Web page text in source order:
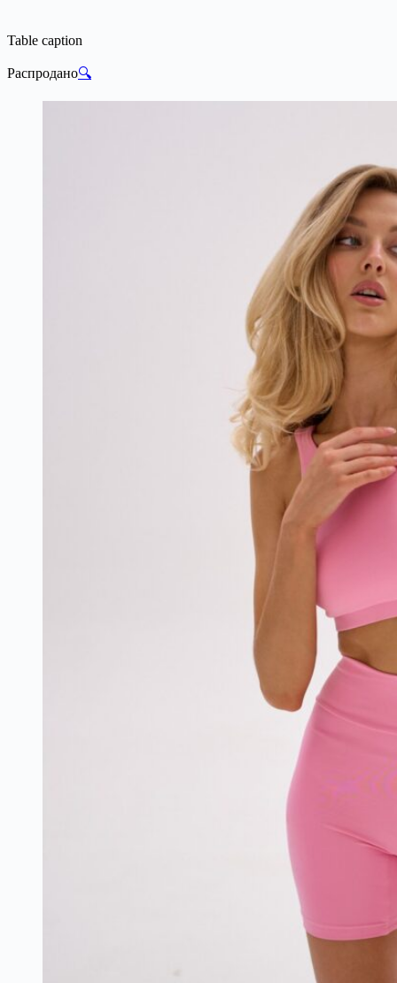
Table caption
Распродано🔍